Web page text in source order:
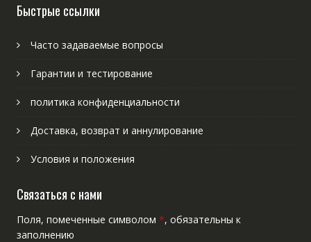
Быстрые ссылки
Часто задаваемые вопросы
Гарантии и тестирование
политика конфиденциальности
Доставка, возврат и аннулирование
Условия и положения
Связаться с нами
Поля, помеченные символом *, обязательны к
заполнению